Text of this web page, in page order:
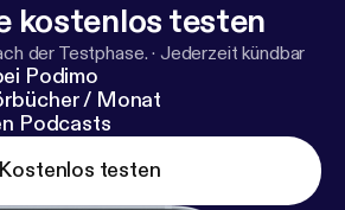
kostenlos testen
der Testphase. · Jederzeit kündbar
Podimo
/ Monat
Podcasts
Kostenlos testen